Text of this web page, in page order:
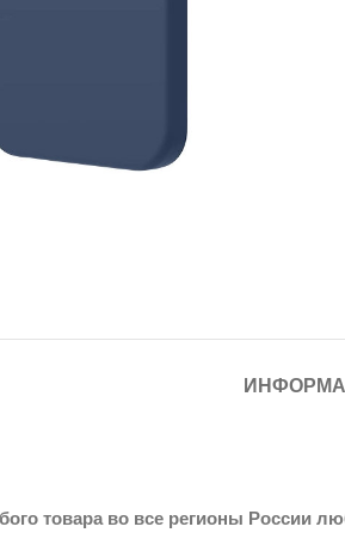
товара во все регионы России